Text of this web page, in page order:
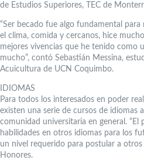
de Estudios Superiores, TEC de
“Ser becado fue algo fundamental
el clima, comida y cercanos, hice
mejores vivencias que he tenido como
mucho”, contó Sebastián Messina,
Acuicultura de UCN Coquimbo.
IDIOMAS
Para todos los interesados en poder
existen una serie de cursos de idiomas
comunidad universitaria en general.
habilidades en otros idiomas para los
un nivel requerido para postular a otros
Honores.